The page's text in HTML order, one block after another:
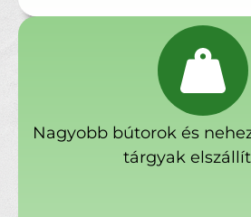
Nagyobb bútorok és
tárgyak